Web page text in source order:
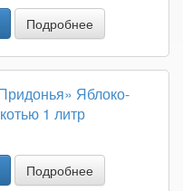
Подробнее
Яблоко-
1 литр
Подробнее